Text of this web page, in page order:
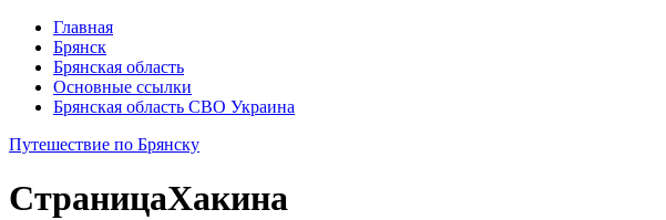
Главная
Брянск
Брянская область
Основные ссылки
Брянская область СВО Украина
Путешествие по Брянску
СтраницаХакина